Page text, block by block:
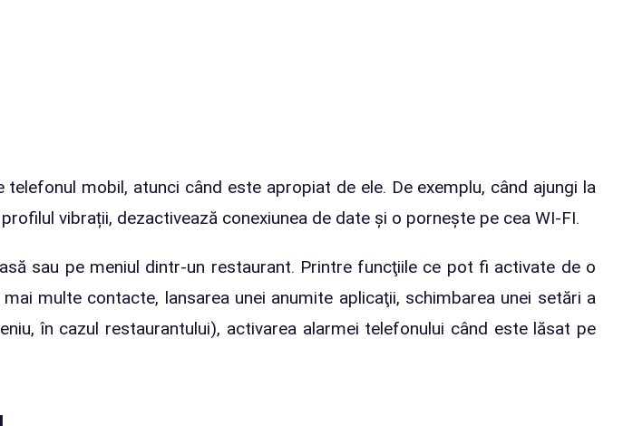
mobil, atunci când este apropiat de ele. De exemplu, când ajungi la
vibrații, dezactivează conexiunea de date și o pornește pe cea WI-FI.
sau pe meniul dintr-un restaurant. Printre funcţiile ce pot fi activate de o
multe contacte, lansarea unei anumite aplicaţii, schimbarea unei setări a
în cazul restaurantului), activarea alarmei telefonului când este lăsat pe